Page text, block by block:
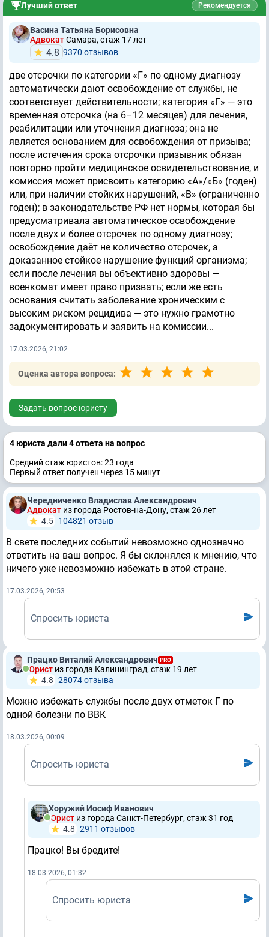
Лучший ответ Рекомендуется
Васина Татьяна Борисовна
АдвокатСамара, стаж 17 лет
4.8 9370 отзывов
две отсрочки по категории «Г» по одному диагнозу
автоматически дают освобождение от службы, не
соответствует действительности; категория «Г» — это
временная отсрочка (на 6–12 месяцев) для лечения,
реабилитации или уточнения диагноза; она не
является основанием для освобождения от призыва;
после истечения срока отсрочки призывник обязан
повторно пройти медицинское освидетельствование, и
комиссия может присвоить категорию «А»/«Б» (годен)
или, при наличии стойких нарушений, «В» (ограниченно
годен); в законодательстве РФ нет нормы, которая бы
предусматривала автоматическое освобождение
после двух и более отсрочек по одному диагнозу;
освобождение даёт не количество отсрочек, а
доказанное стойкое нарушение функций организма;
если после лечения вы объективно здоровы —
военкомат имеет право призвать; если же есть
основания считать заболевание хроническим с
высоким риском рецидива — это нужно грамотно
задокументировать и заявить на комиссии...
17.03.2026, 21:02
Оценка автора вопроса:
Задать вопрос юристу
4 юристa дали 4 ответa на вопрос
Средний стаж юристов: 23 годa
Первый ответ получен через 15 минут
Чередниченко Владислав Александрович
Адвокат из города Ростов-на-Дону, стаж 26 лет
4.5 104821 отзыв
В свете последних событий невозможно однозначно
ответить на ваш вопрос. Я бы склонялся к мнению, что
ничего уже невозможно избежать в этой стране.
17.03.2026, 20:53
Спросить юриста
Працко Виталий Александрович PRO
Юрист из города Калининград, стаж 19 лет
4.8 28074 отзывa
Можно избежать службы после двух отметок Г по
одной болезни по ВВК
18.03.2026, 00:09
Спросить юриста
Хоружий Иосиф Иванович
Юрист из города Санкт-Петербург, стаж 31 год
4.8 2911 отзывов
Працко! Вы бредите!
18.03.2026, 01:32
Спросить юриста